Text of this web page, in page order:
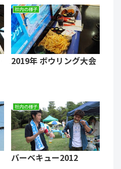
社内の様子
2019年 ボウリング大会
社内の様子
バーベキュー2012